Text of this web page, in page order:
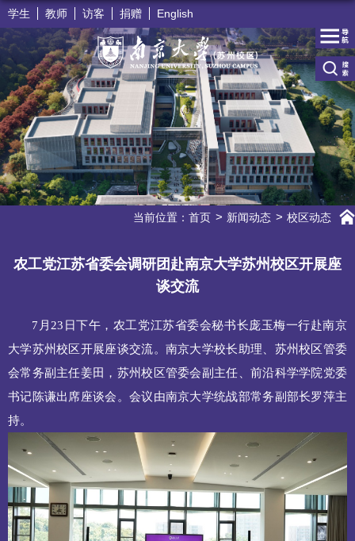
学生 教师 访客 捐赠 English
当前位置： 首页 新闻动态 校区动态
农工党江苏省委会调研团赴南京大学苏州校区开展座
谈交流
7月23日下午，农工党江苏省委会秘书长庞玉梅一行赴南京
大学苏州校区开展座谈交流。南京大学校长助理、苏州校区管委
会常务副主任姜田，苏州校区管委会副主任、前沿科学学院党委
书记陈谦出席座谈会。会议由南京大学统战部常务副部长罗萍主
持。